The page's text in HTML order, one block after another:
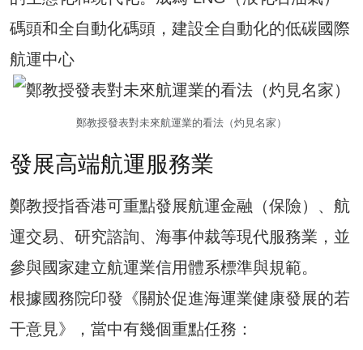
碼頭和全自動化碼頭，建設全自動化的低碳國際
航運中心
鄭教授發表對未來航運業的看法（灼見名家）
發展高端航運服務業
鄭教授指香港可重點發展航運金融（保險）、航
運交易、研究諮詢、海事仲裁等現代服務業，並
參與國家建立航運業信用體系標準與規範。
根據國務院印發《關於促進海運業健康發展的若
干意見》，當中有幾個重點任務：